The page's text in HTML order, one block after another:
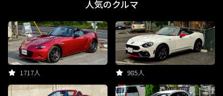
人気のクルマ
1717人 985人